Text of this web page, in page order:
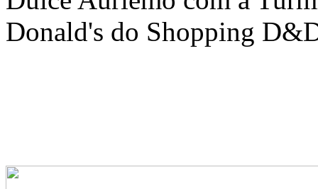
Donald's do Shopping